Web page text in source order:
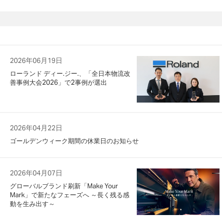
2026年06月19日
ローランド ディー.ジー.、「全日本物流改
善事例大会2026」で2事例が選出
2026年04月22日
ゴールデンウィーク期間の休業日のお知らせ
2026年04月07日
グローバルブランド刷新「Make Your
Mark」で新たなフェーズへ ～長く残る感
動を生み出す～